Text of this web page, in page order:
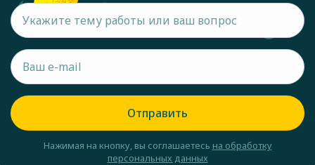
Процентные расходы складываются из процентов,
уплаченных клиентам по вкладам до востребования и
срочным депозитам, депозитам других банков, за
кредитные ресурсы, купленные у других банков,
выпущенным ценным бумагам.
Беспроцентные расходы включают часть общебанковских
операционных расходов и все расходы на содержание
аппарата управления.
Весь текст будет доступенпосле покупки
Отправить
Нажимая на кнопку, вы соглашаетесь на обработку
персональных данных